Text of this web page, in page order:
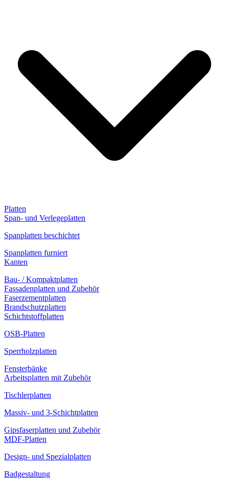
Platten
Span- und Verlegeplatten
Spanplatten beschichtet
Spanplatten furniert
Kanten
Bau- / Kompaktplatten
Fassadenplatten und Zubehör
Faserzementplatten
Brandschutzplatten
Schichtstoffplatten
OSB-Platten
Sperrholzplatten
Fensterbänke
Arbeitsplatten mit Zubehör
Tischlerplatten
Massiv- und 3-Schichtplatten
Gipsfaserplatten und Zubehör
MDF-Platten
Design- und Spezialplatten
Badgestaltung